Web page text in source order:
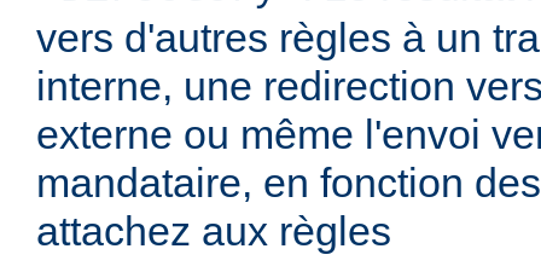
vers d'autres règles à un
interne, une redirection
externe ou même l'envoi
mandataire, en fonction
attachez aux règles